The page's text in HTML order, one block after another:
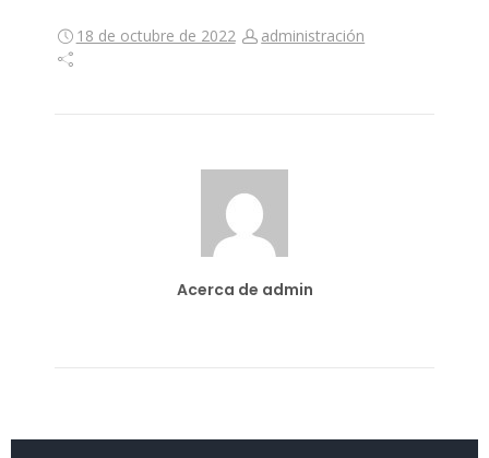
18 de octubre de 2022 administración
Acerca de admin